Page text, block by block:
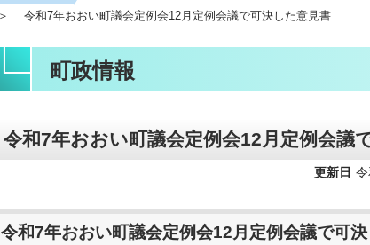
令和7年おおい町議会定例会12月定例会議で可決した意見書
町政情報
令和7年おおい町議会定例会12月定例会議
更新日
令和7年おおい町議会定例会12月定例会議で可